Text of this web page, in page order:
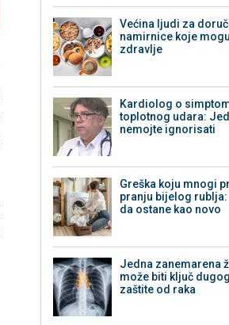
Većina ljudi za
namirnice koje
zdravlje
Kardiolog o
toplotnog udara:
nemojte ignorisati
Greška koju mnogi
pranju bijelog rublja:
da ostane kao novo
Jedna zanemarena
može biti ključ
zaštite od raka